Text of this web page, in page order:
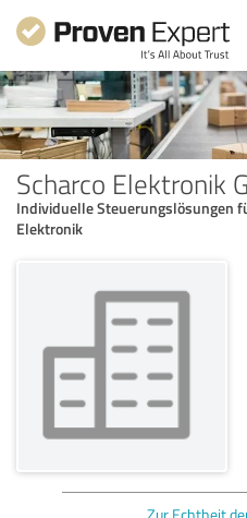
Scharco Elektronik
Individuelle Steuerungslösungen
Elektronik
Zur Echtheit